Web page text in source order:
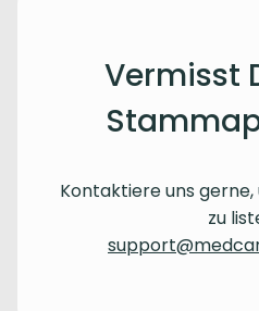
Vermisst
Kontaktiere uns
zu